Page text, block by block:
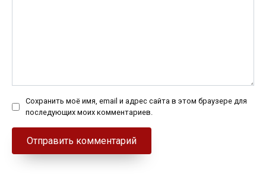
Сохранить моё имя, email и адрес сайта в этом браузере для
последующих моих комментариев.